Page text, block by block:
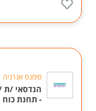
סימנס אנרגיה
הנדסאי /ת
- תחנת